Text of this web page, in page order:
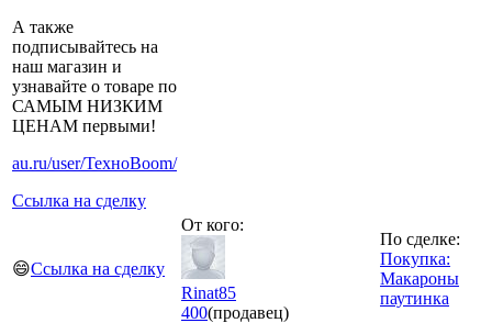
А также
подписывайтесь на
наш магазин и
узнавайте о товаре по
САМЫМ НИЗКИМ
ЦЕНАМ первыми!
au.ru/user/ТехноBoom/
Ссылка на сделку
😄Ссылка на сделку
От кого:
Rinat85
400(продавец)
По сделке:
Покупка:
Макароны
паутинка